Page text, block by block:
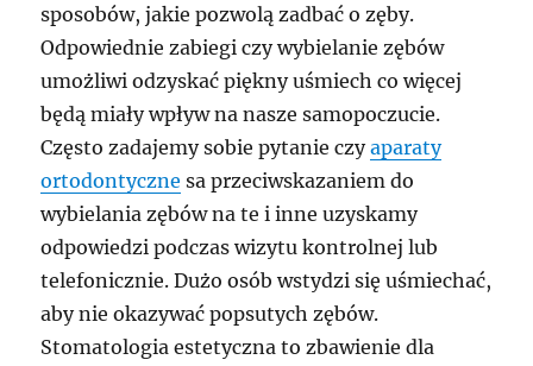
sposobów, jakie pozwolą zadbać o zęby.
Odpowiednie zabiegi czy wybielanie zębów
umożliwi odzyskać piękny uśmiech co więcej
będą miały wpływ na nasze samopoczucie.
Często zadajemy sobie pytanie czyaparaty
ortodontyczne sa przeciwskazaniem do
wybielania zębów na te i inne uzyskamy
odpowiedzi podczas wizytu kontrolnej lub
telefonicznie. Dużo osób wstydzi się uśmiechać,
aby nie okazywać popsutych zębów.
Stomatologia estetyczna to zbawienie dla